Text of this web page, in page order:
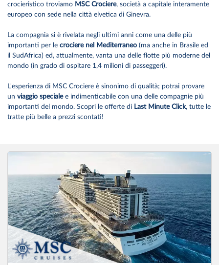
crocieristico troviamo MSC Crociere, società a capitale interamente
europeo con sede nella città elvetica di Ginevra.
La compagnia si è rivelata negli ultimi anni come una delle più
importanti per le crociere nel Mediterraneo (ma anche in Brasile ed
il SudAfrica) ed, attualmente, vanta una delle flotte più moderne del
mondo (in grado di ospitare 1,4 milioni di passeggeri).
L'esperienza di MSC Crociere è sinonimo di qualità; potrai provare
un viaggio specialee indimenticabile con una delle compagnie più
importanti del mondo. Scopri le offerte di Last Minute Click, tutte le
tratte più belle a prezzi scontati!